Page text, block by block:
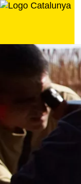
Aller